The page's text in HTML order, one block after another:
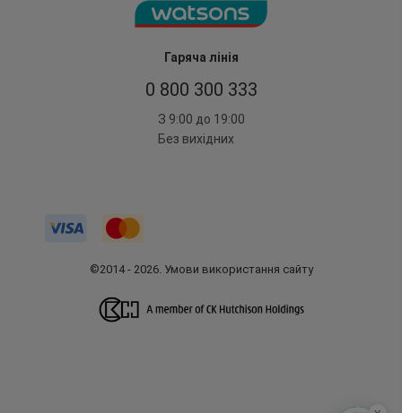
Гаряча лінія
0 800 300 333
З 9:00 до 19:00
Без вихідних
©2014 - 2026. Умови використання сайту